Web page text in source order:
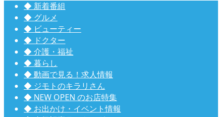
◆ 新着番組
◆ グルメ
◆ ビューティー
◆ ドクター
◆ 介護・福祉
◆ 暮らし
◆ 動画で見る！求人情報
◆ ジモトのキラリさん
◆ NEW OPEN のお店特集
◆ お出かけ・イベント情報